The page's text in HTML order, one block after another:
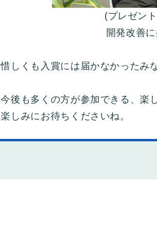
(プレゼン
開発改善
惜しくも入賞には届かなかったみ
今後も多くの方が参加できる、楽
楽しみにお待ちくださいね。